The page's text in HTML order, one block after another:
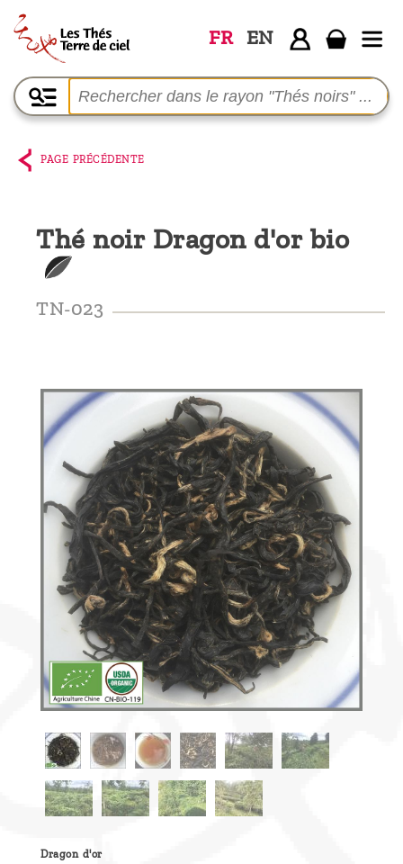
FR EN
Accueil
La
boutique
Parmi les
producteurs,
nous ?
Découvrir
le thé
Comment
votre thé
Contactez-
nous !
PAGE PRÉCÉDENTE
Thé noir Dragon d'or bio
TN-023
Dragon d'or